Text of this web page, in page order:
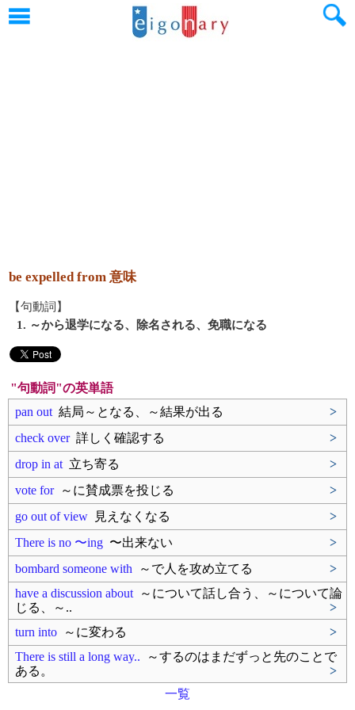
be expelled from 意味
【句動詞】
1. ～から退学になる、除名される、免職になる
"句動詞"の英単語
pan out 結局～となる、～結果が出る
>
check over詳しく確認する
>
drop in at 立ち寄る
>
vote for～に賛成票を投じる
>
go out of view 見えなくなる
>
There is no 〜ing 〜出来ない
>
bombard someone with ～で人を攻め立てる
>
have a discussion about ～について話し合う、～について論
じる、～..
>
turn into ～に変わる
>
There is still a long way.. ～するのはまだずっと先のことで
ある。
>
一覧